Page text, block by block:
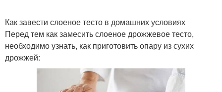
Как завести слоеное тесто в домашних условиях
Перед тем как замесить слоеное дрожжевое тесто,
необходимо узнать, как приготовить опару из сухих
дрожжей: